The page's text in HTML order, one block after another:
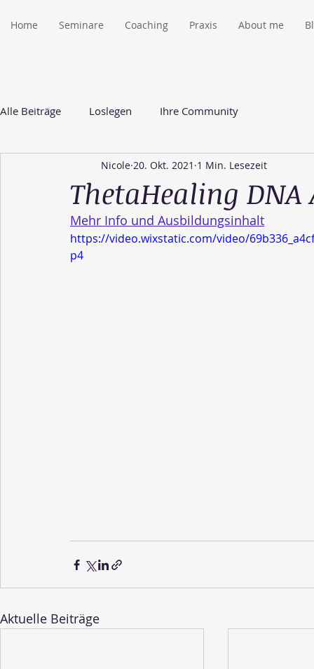
Home Seminare Coaching Praxis About me
Alle Beiträge Loslegen Ihre Community
ThetaHealing
Nicole 20. Okt. 2021 1 Min. Lesezeit
Mehr Info und Ausbildungsinhalt
https://video.wixstatic.com/video/
p4
Aktuelle Beiträge